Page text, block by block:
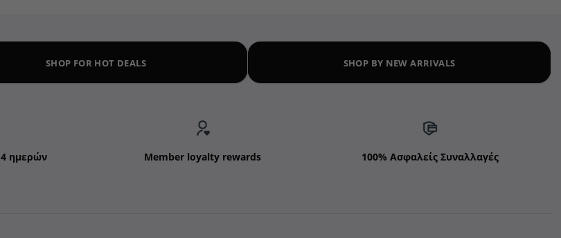
SHOP FOR HOT DEALS SHOP BY NEW ARRIVALS
ημερών Member loyalty rewards 100% Ασφαλείς Συναλλαγές